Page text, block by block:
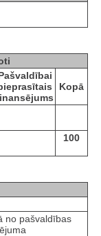
Kopā
100
no pašvaldības